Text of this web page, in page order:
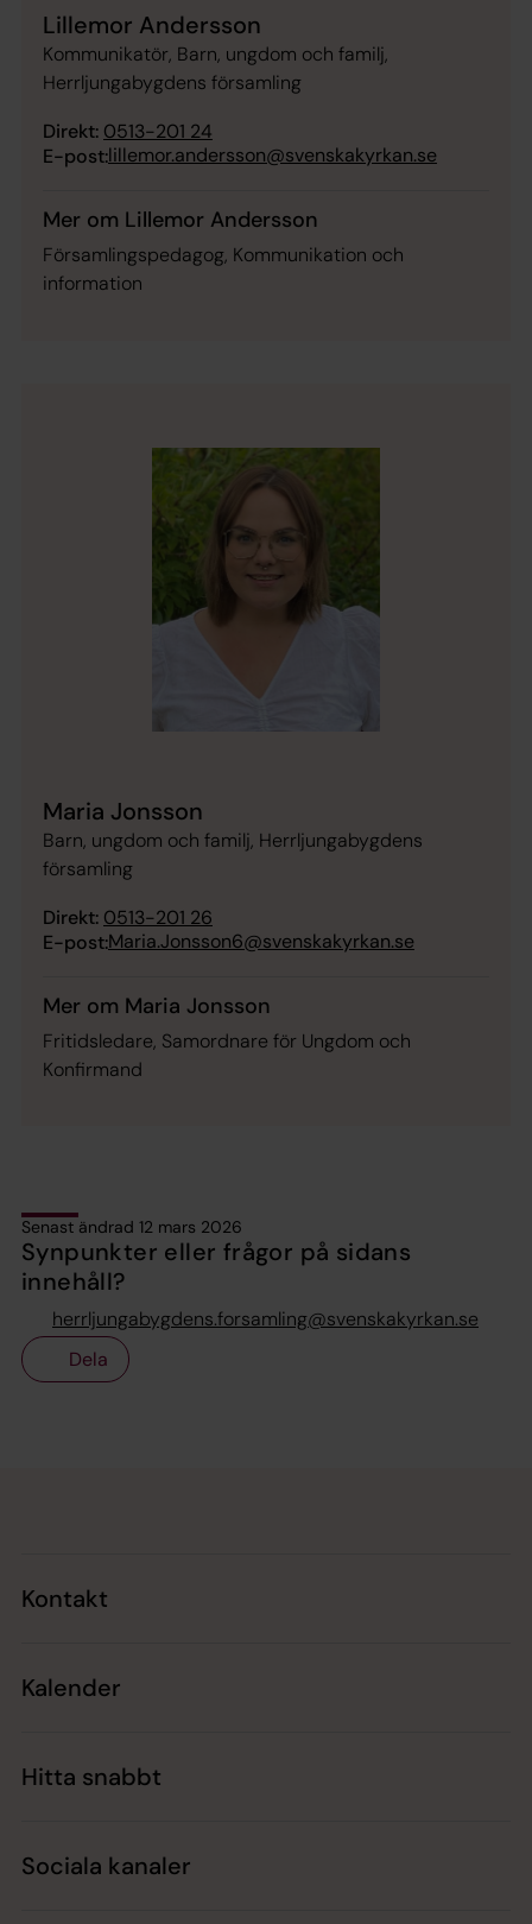
Lillemor Andersson
Kommunikatör, Barn, ungdom och familj,
Herrljungabygdens församling
Direkt: 0513-201 24
E-post:lillemor.andersson@svenskakyrkan.se
Mer om Lillemor Andersson
Församlingspedagog, Kommunikation och
information
Maria Jonsson
Barn, ungdom och familj, Herrljungabygdens
församling
Direkt: 0513-201 26
E-post:Maria.Jonsson6@svenskakyrkan.se
Mer om Maria Jonsson
Fritidsledare, Samordnare för Ungdom och
Konfirmand
Senast ändrad 12 mars 2026
Synpunkter eller frågor på sidans
innehåll?
herrljungabygdens.forsamling@svenskakyrkan.se
Dela
Kontakt
Kalender
Hitta snabbt
Sociala kanaler